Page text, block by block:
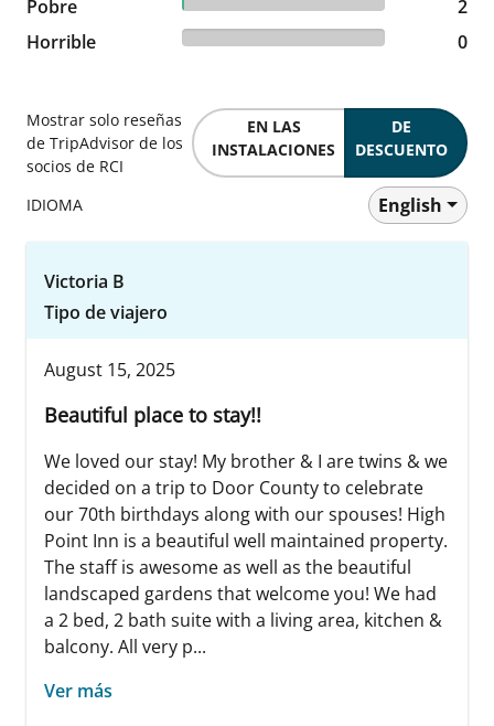
Pobre
2 reviews
2
Horrible
0 reviews 0
Mostrar solo reseñas
de TripAdvisor de los
socios de RCI
EN LAS
INSTALACIONES
DE
DESCUENTO
IDIOMA English
Victoria B
Tipo de viajero
August 15, 2025
Beautiful place to stay!!
We loved our stay! My brother & I are twins & we
decided on a trip to Door County to celebrate
our 70th birthdays along with our spouses! High
Point Inn is a beautiful well maintained property.
The staff is awesome as well as the beautiful
landscaped gardens that welcome you! We had
a 2 bed, 2 bath suite with a living area, kitchen &
balcony. All very p...
Ver más